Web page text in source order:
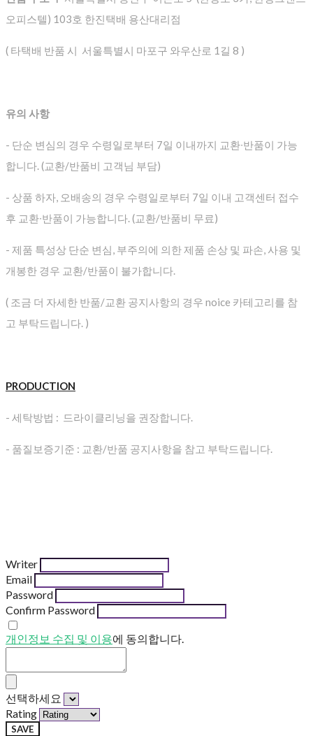
오피스텔) 103호 한진택배 용산대리점
( 타택배 반품 시 서울특별시 마포구 와우산로 1길 8 )
유의 사항
- 단순 변심의 경우 수령일로부터 7일 이내까지 교환∙반품이 가능
합니다. (교환/반품비 고객님 부담)
- 상품 하자, 오배송의 경우 수령일로부터 7일 이내 고객센터 접수
후 교환∙반품이 가능합니다. (교환/반품비 무료)
- 제품 특성상 단순 변심, 부주의에 의한 제품 손상 및 파손, 사용 및
개봉한 경우 교환/반품이 불가합니다.
( 조금 더 자세한 반품/교환 공지사항의 경우 noice 카테고리를 참
고 부탁드립니다. )
PRODUCTION
- 세탁방법 : 드라이클리닝을 권장합니다.
- 품질보증기준 : 교환/반품 공지사항을 참고 부탁드립니다.
Writer
Email
Password
Confirm Password
개인정보 수집 및 이용에 동의합니다.
선택하세요
Rating
SAVE